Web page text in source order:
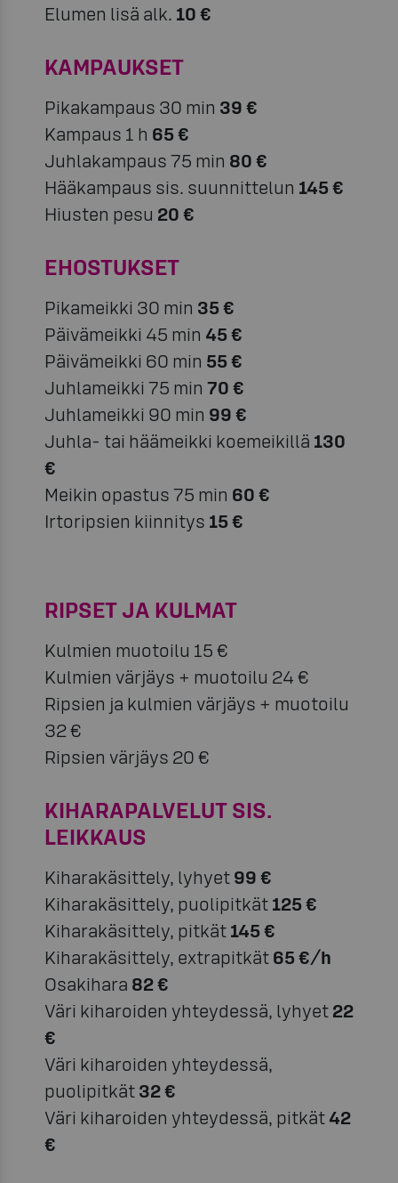
Elumen lisä alk. 10 €
KAMPAUKSET
Pikakampaus 30 min 39 €
Kampaus 1 h 65 €
Juhlakampaus 75 min 80 €
Hääkampaus sis. suunnittelun 145 €
Hiusten pesu 20 €
EHOSTUKSET
Pikameikki 30 min 35 €
Päivämeikki 45 min 45 €
Päivämeikki 60 min 55 €
Juhlameikki 75 min 70 €
Juhlameikki 90 min 99 €
Juhla- tai häämeikki koemeikillä 130
€
Meikin opastus 75 min 60 €
Irtoripsien kiinnitys 15 €
RIPSET JA KULMAT
Kulmien muotoilu 15 €
Kulmien värjäys + muotoilu 24 €
Ripsien ja kulmien värjäys + muotoilu
32 €
Ripsien värjäys 20 €
KIHARAPALVELUT SIS.
LEIKKAUS
Kiharakäsittely, lyhyet 99 €
Kiharakäsittely, puolipitkät 125 €
Kiharakäsittely, pitkät 145 €
Kiharakäsittely, extrapitkät 65 €/h
Osakihara 82 €
Väri kiharoiden yhteydessä, lyhyet 22
€
Väri kiharoiden yhteydessä,
puolipitkät 32 €
Väri kiharoiden yhteydessä, pitkät 42
€